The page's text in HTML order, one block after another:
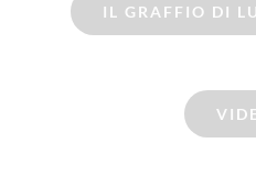
IL GRAFFIO DI